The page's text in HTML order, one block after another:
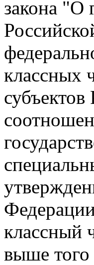
закона "О
классных
классный
выше того